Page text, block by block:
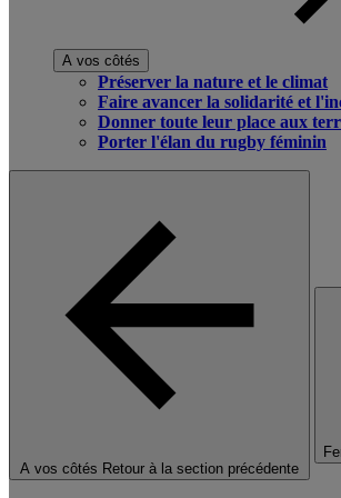
A vos côtés
Préserver la nature et le climat
Faire avancer la solidarité et
Donner toute leur place aux
Porter l'élan du rugby féminin
A vos côtés Retour à la section précédente